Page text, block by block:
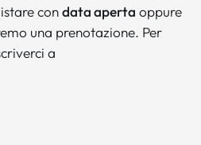
condata aperta oppure
una prenotazione. Per
a